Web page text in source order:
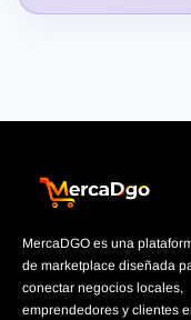
MercaDGO es una
de marketplace diseñada
conectar negocios locales,
emprendedores y clientes